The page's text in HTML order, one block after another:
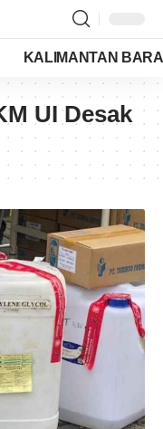
KALIMANTAN
UI Desak